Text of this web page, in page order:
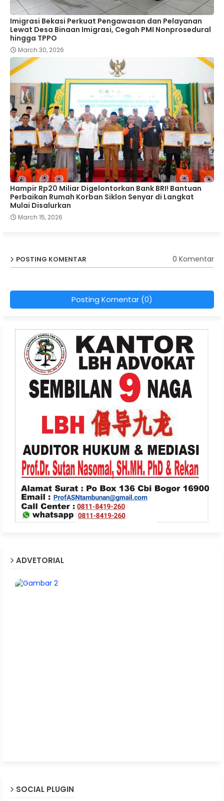
Imigrasi Bekasi Perkuat Pengawasan dan Pelayanan
Lewat Desa Binaan Imigrasi, Cegah PMI Nonprosedural
hingga TPPO
March 30, 2026
Hampir Rp20 Miliar Digelontorkan Bank BRI! Bantuan
Perbaikan Rumah Korban Siklon Senyar di Langkat
Mulai Disalurkan
March 15, 2026
POSTING KOMENTAR 0 Komentar
Posting Komentar (0)
ADVETORIAL
SOCIAL PLUGIN